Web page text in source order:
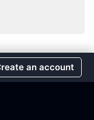
an account